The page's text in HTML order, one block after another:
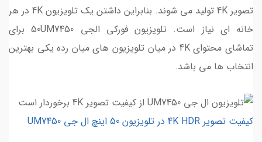
تصویر 4K تولید می شوند. بنابراین داشتن یک تلویزیون 4K در هر
خانه ای نیاز است. تلویزیون فورکی الجی 50UM7450 برای
تماشای محتوای 4K در میان تلویزیون های میان رده یکی بهترین
انتخاب ها می باشد.
کیفیت تصویر 4K HDR در تلویزیون 50 اینچ ال جی UM7450